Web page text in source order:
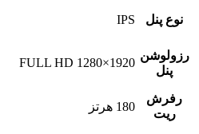
نوع پنل IPS
رزولوشن
پنل
1920×1280 FULL HD
رفرش
ریت
180 هرتز